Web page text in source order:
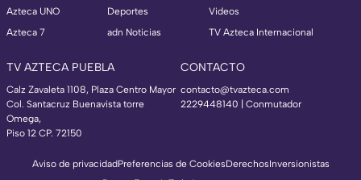
Azteca UNO
Azteca 7
Deportes
adn Noticias
Videos
TV Azteca Internacional
TV AZTECA PUEBLA
Calz Zavaleta 1108, Plaza Centro Mayor
Col. Santacruz Buenavista torre
Omega,
Piso 12 CP. 72150
CONTACTO
contacto@tvazteca.com
2229448140 | Conmutador
Aviso de privacidadPreferencias de CookiesDerechosInversionistas